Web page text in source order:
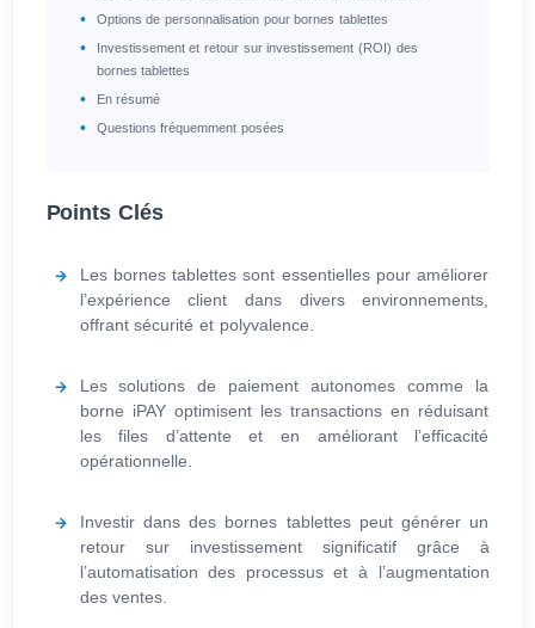
Options de personnalisation pour bornes tablettes
Investissement et retour sur investissement (ROI) des
bornes tablettes
En résumé
Questions fréquemment posées
Points Clés
Les bornes tablettes sont essentielles pour améliorer
l’expérience client dans divers environnements,
offrant sécurité et polyvalence.
Les solutions de paiement autonomes comme la
borne iPAY optimisent les transactions en réduisant
les files d’attente et en améliorant l’efficacité
opérationnelle.
Investir dans des bornes tablettes peut générer un
retour sur investissement significatif grâce à
l’automatisation des processus et à l’augmentation
des ventes.